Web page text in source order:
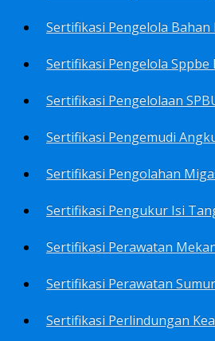
Sertifikasi Pengelola Bahan
Sertifikasi Pengelola Sppbe
Sertifikasi Pengelolaan
Sertifikasi Pengolahan
Sertifikasi Perawatan
Sertifikasi Perawatan